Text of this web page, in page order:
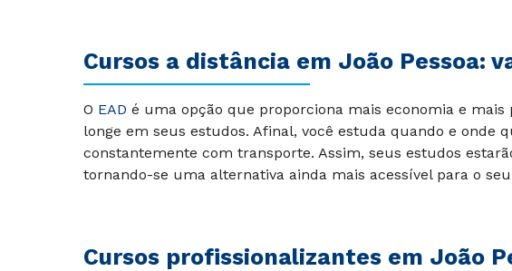
Cursos a distância em João Pessoa:
O EAD é uma opção que proporciona mais economia e
longe em seus estudos. Afinal, você estuda quando e onde
constantemente com transporte. Assim, seus estudos
tornando-se uma alternativa ainda mais acessível para o
Cursos profissionalizantes em João